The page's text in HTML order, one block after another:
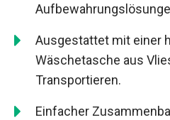
Ausgestattet mit einer
Wäschetasche aus
Transportieren.
Einfacher